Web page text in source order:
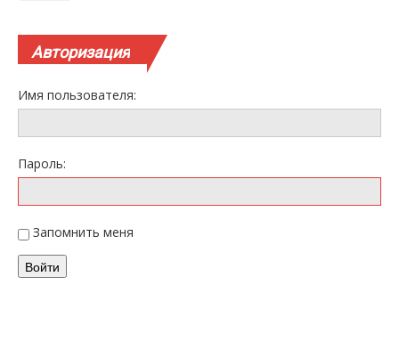
Авторизация
Имя пользователя:
Пароль:
Запомнить меня
Войти